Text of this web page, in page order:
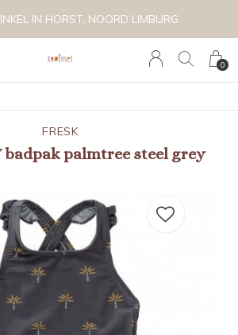
0
IN HORST, NOORD LIMBURG
FRESK
badpak palmtree steel grey